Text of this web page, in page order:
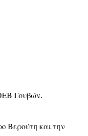
Γουβών.
Βερούτη και την